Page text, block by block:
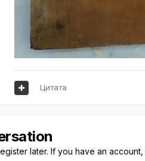
Цитата
later. If you have an account,